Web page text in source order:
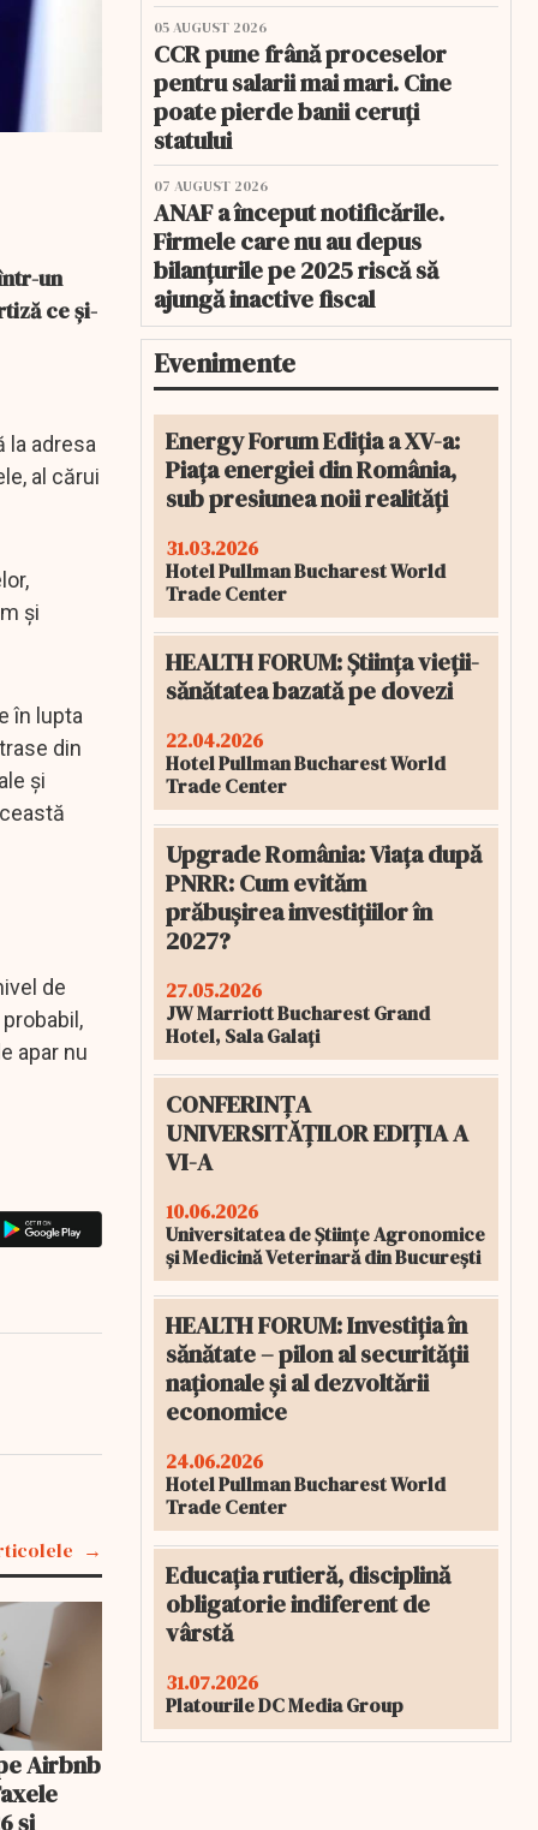
un
ce şi-
la adresa
al cărui
şi
în lupta
din
şi
de
apar nu
Airbnb
și
05 AUGUST 2026
CCR pune frână proceselor
pentru salarii mai mari. Cine
poate pierde banii ceruți
statului
07 AUGUST 2026
ANAF a început notificările.
Firmele care nu au depus
bilanțurile pe 2025 riscă să
ajungă inactive fiscal
Evenimente
Energy Forum Ediția a XV-a:
Piața energiei din România,
sub presiunea noii realități
31.03.2026
Hotel Pullman Bucharest World
Trade Center
HEALTH FORUM: Știința vieții-
sănătatea bazată pe dovezi
22.04.2026
Hotel Pullman Bucharest World
Trade Center
Upgrade România: Viața după
PNRR: Cum evităm
prăbușirea investițiilor în
2027?
27.05.2026
JW Marriott Bucharest Grand
Hotel, Sala Galați
CONFERINȚA
UNIVERSITĂȚILOR EDIȚIA A
VI-A
10.06.2026
Universitatea de Științe Agronomice
și Medicină Veterinară din București
HEALTH FORUM: Investiția în
sănătate – pilon al securității
naționale și al dezvoltării
economice
24.06.2026
Hotel Pullman Bucharest World
Trade Center
Educația rutieră, disciplină
obligatorie indiferent de
vârstă
31.07.2026
Platourile DC Media Group